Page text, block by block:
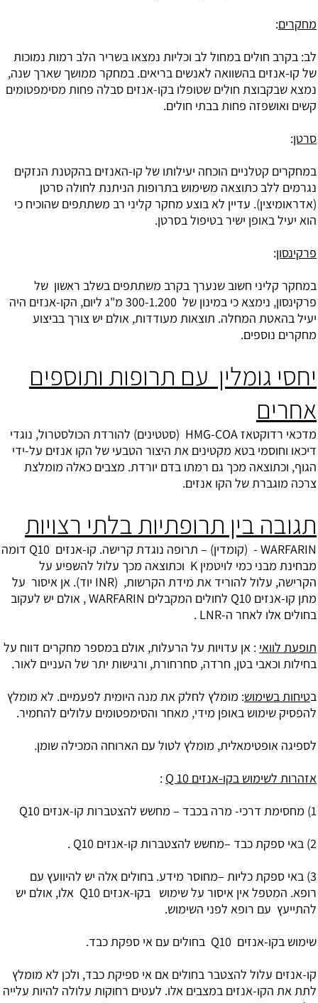
מחקרים:
לב: בקרב חולים במחול לב וכליות נמצאו בשריר הלב רמות נמוכות
של קו-אנזים בהשוואה לאנשים בריאים. במחקר ממושך שארך שנה,
נמצא שבקבוצת חולים שטופלו בקו-אנזים סבלה פחות מסימפטומים
קשים ואושפזה פחות בבתי חולים.
סרטן:
במחקרים קטלניים הוכחה יעילותו של קו-האנזים בהקטנת הנזקים
נגרמים ללב כתוצאה משימוש בתרופות הניתנת לחולה סרטן
(אדראומיצין). עדיין לא בוצע מחקר קליני רב משתתפים שהוכיח כי
הוא יעיל באופן ישיר בטיפול בסרטן.
פרקינסון:
במחקר קליני חשוב שנערך בקרב משתתפים בשלב ראשון של
פרקינסון, נימצא כי במינון של 300-1.200 מ"ג ליום, הקו-אנזים היה
יעיל בהאטת המחלה. תוצאות מעודדות, אולם יש צורך בביצוע
מחקרים נוספים.
יחסי גומלין עם תרופות ותוספים
אחרים
מדכאי רדוקטאז HMG-COA (סטטינים) להורדת הכולסטרול, נוגדי
דיכאו וחוסמי בטא מקטינים את היצור הטבעי של הקו אנזים על-ידי
הגוף, וכתוצאה מכך גם רמתו בדם יורדת. מצבים כאלה מומלצת
צרכה מוגברת של הקו אנזים.
תגובה בין תרופתיות בלתי רצויות
WARFARIN - (קומדין) – תרופה נוגדת קרישה. קו-אנזים Q10 דומה
מבחינת מבני כמי לויטמין K וכתוצאה מכך עלול להשפיע על
הקרישה, עלול להוריד את מידת הקרשות, (INR יוד). אן איסור על
מתן קו-אנזים Q10 לחולים המקבלים WARFARIN , אולם יש לעקוב
בחולים אלו לאחר ה-LNR .
תופעת לוואי : אן עדויות על הרעלות, אולם במספר מחקרים דווח על
בחילות וכאבי בטן, חרדה, סחרחורת, ורגישות יתר של העניים לאור.
בטיחות בשימוש: מומלץ לחלק את מנה היומית לפעמיים. לא מומלץ
להפסיק שימוש באופן מידי, מאחר והסימפטומים עלולים להחמיר.
לספיגה אופטימאלית, מומלץ לטול עם הארוחה המכילה שומן.
אזהרות לשימוש בקו-אנזים Q 10
:
1) מחסימת דרכי- מרה בכבד – מחשש להצטברות קו-אנזים Q10
2) באי ספקת כבד –מחשש להצטברות קו-אנזים Q10 .
3) באי ספקת כליות –מחוסר מידע. בחולים אלה יש להיוועץ עם
רופא. המטפל אין איסור על שימוש בקו-אנזים Q10 אלו, אולם יש
להתייעץ עם רופא לפני השימוש.
שימוש בקו-אנזים Q10 בחולים עם אי ספקת כבד.
קו-אנזים עלול להצטבר בחולים אם אי ספיקת כבד, ולכן לא מומלץ
לתת את הקו-אנזים במצבים אלו. לעטים רחוקות עלולה להיות עלייה